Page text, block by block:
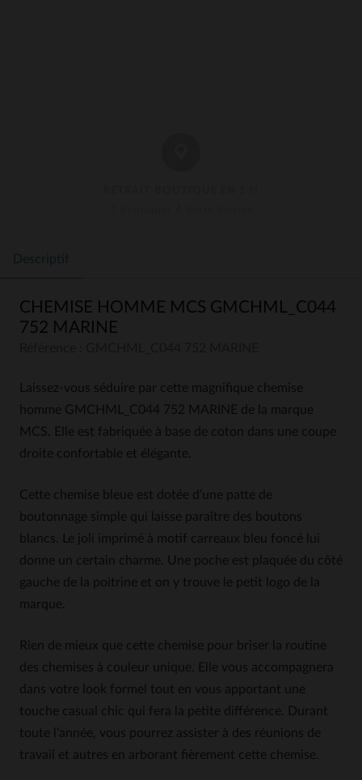
Descriptif
CHEMISE HOMME MCS GMCHML_C044
752 MARINE
Laissez-vous séduire par cette magnifique chemise
homme GMCHML_C044 752 MARINE de la marque
MCS. Elle est fabriquée à base de coton dans une coupe
droite confortable et élégante.
Cette chemise bleue est dotée d’une patte de
boutonnage simple qui laisse paraître des boutons
blancs. Le joli imprimé à motif carreaux bleu foncé lui
donne un certain charme. Une poche est plaquée du côté
gauche de la poitrine et on y trouve le petit logo de la
marque.
Rien de mieux que cette chemise pour briser la routine
des chemises à couleur unique. Elle vous accompagnera
dans votre look formel tout en vous apportant une
touche casual chic qui fera la petite différence. Durant
toute l’année, vous pourrez assister à des réunions de
travail et autres en arborant fièrement cette chemise.